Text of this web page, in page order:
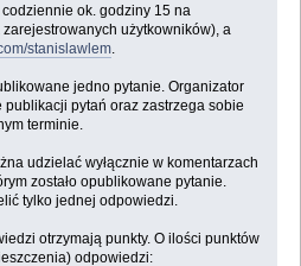
ok. godziny 15 na
użytkowników), a
stanislawlem.
jedno pytanie. Organizator
pytań oraz zastrzega sobie
terminie.
udzielać wyłącznie w komentarzach
zostało opublikowane pytanie.
tylko jednej odpowiedzi.
otrzymają punkty. O ilości punktów
odpowiedzi: